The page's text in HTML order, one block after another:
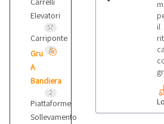
Elevatori
57
Carriponte
5
Gru
A
Bandiera
2
Piattaforme
Sollevamento
il